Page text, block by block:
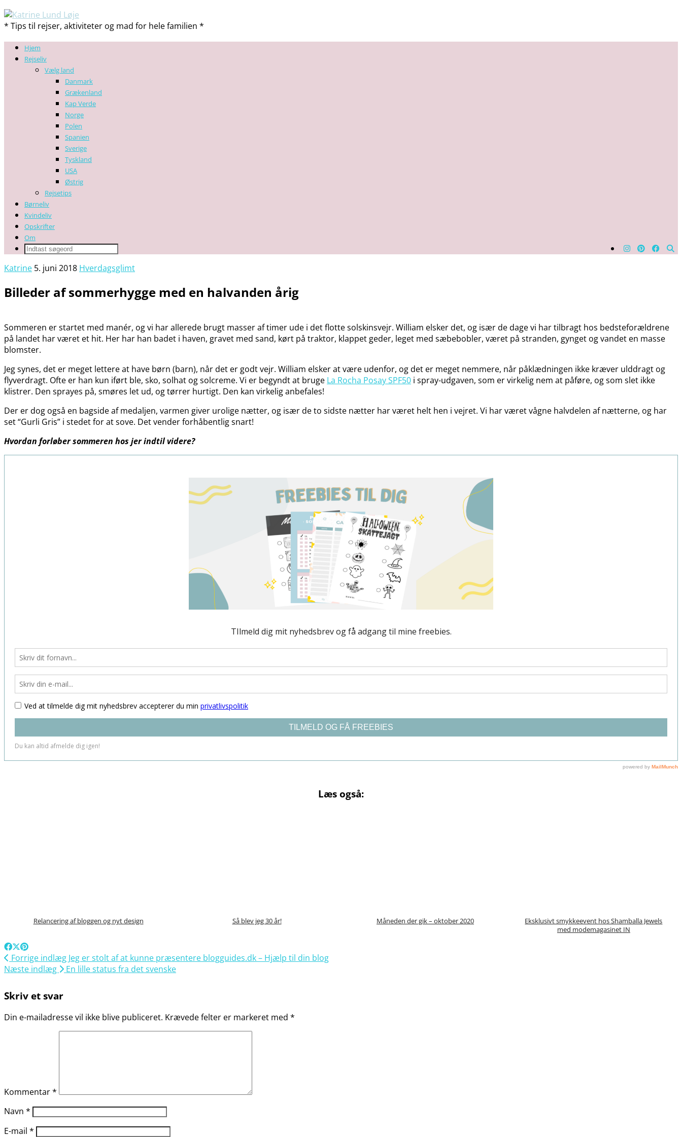
* Tips til rejser, aktiviteter og mad for hele familien *
Hjem
Rejseliv
Vælg land
Danmark
Grækenland
Kap Verde
Norge
Polen
Spanien
Sverige
Tyskland
USA
Østrig
Rejsetips
Børneliv
Kvindeliv
Opskrifter
Om
Katrine 5. juni 2018 Hverdagsglimt
Billeder af sommerhygge med en halvanden årig
Sommeren er startet med manér, og vi har allerede brugt masser af timer ude i det flotte solskinsvejr. William elsker det, og især de dage vi har tilbragt hos bedsteforældrene
på landet har været et hit. Her har han badet i haven, gravet med sand, kørt på traktor, klappet geder, leget med sæbebobler, været på stranden, gynget og vandet en masse
blomster.
Jeg synes, det er meget lettere at have børn (barn), når det er godt vejr. William elsker at være udenfor, og det er meget nemmere, når påklædningen ikke kræver ulddragt og
flyverdragt. Ofte er han kun iført ble, sko, solhat og solcreme. Vi er begyndt at bruge La Rocha Posay SPF50 i spray-udgaven, som er virkelig nem at påføre, og som slet ikke
klistrer. Den sprayes på, smøres let ud, og tørrer hurtigt. Den kan virkelig anbefales!
Der er dog også en bagside af medaljen, varmen giver urolige nætter, og især de to sidste nætter har været helt hen i vejret. Vi har været vågne halvdelen af nætterne, og har
set “Gurli Gris” i stedet for at sove. Det vender forhåbentlig snart!
Hvordan forløber sommeren hos jer indtil videre?
Læs også:
Relancering af bloggen og nyt design Så blev jeg 30 år! Måneden der gik – oktober 2020
Eksklusivt smykkeevent hos Shamballa Jewels
med modemagasinet IN
Forrige indlæg Jeg er stolt af at kunne præsentere blogguides.dk – Hjælp til din blog
Næste indlæg
En lille status fra det svenske
Skriv et svar
Din e-mailadresse vil ikke blive publiceret. Krævede felter er markeret med *
Kommentar*
Navn *
E-mail *